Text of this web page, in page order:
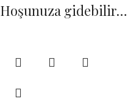
Hoşunuza gidebilir…